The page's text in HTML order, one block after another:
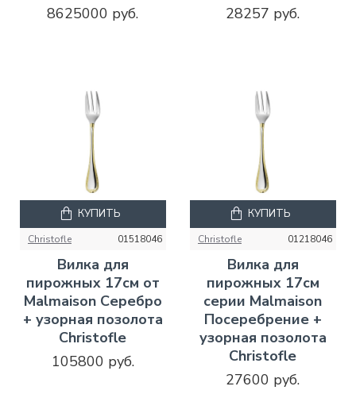
8625000 руб.
28257 руб.
Christofle 01518046
Вилка для
пирожных 17см от
Malmaison Серебро
+ узорная позолота
Christofle
105800 руб.
КУПИТЬ
Christofle 01218046
Вилка для
пирожных 17см
серии Malmaison
Посеребрение +
узорная позолота
Christofle
27600 руб.
КУПИТЬ